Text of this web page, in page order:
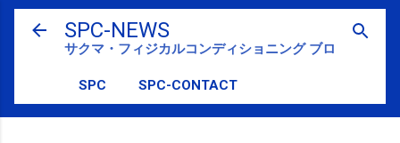
スキップしてメイン コンテンツに移動
SPC-NEWS
サクマ・フィジカルコンディショニング ブログ
SPC SPC-CONTACT